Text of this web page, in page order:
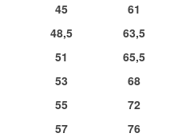
45
48,5
51
53
55
57
61
63,5
65,5
68
72
76